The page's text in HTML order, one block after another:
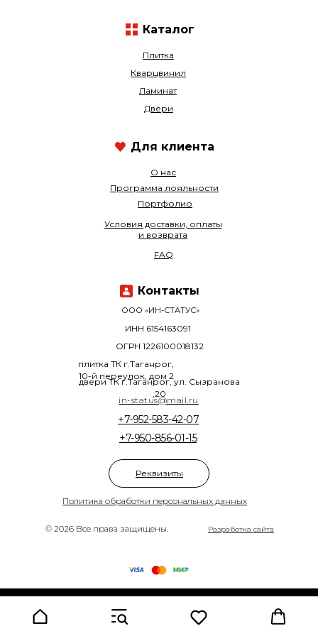
© 2026 Все права защищены.
Политика обработки персональных данных
Плитка
Кварцвинил
+7-950-856-01-15
+7-952-583-42-07
О нас
Ламинат
Программа лояльности
Двери
Портфолио
ООО «ИН-СТАТУС»
плитка ТК г.Таганрог,
10-й переулок, дом 2
двери ТК г.Таганрог, ул. Сызранова
,20
ОГРН 1226100018132
ИНН 6154163091
Разработка сайта
Условия доставки, оплаты
и возврата
FAQ
Каталог
in-status@mail.ru
Контакты
Для клиента
Реквизиты
Made on Tilda